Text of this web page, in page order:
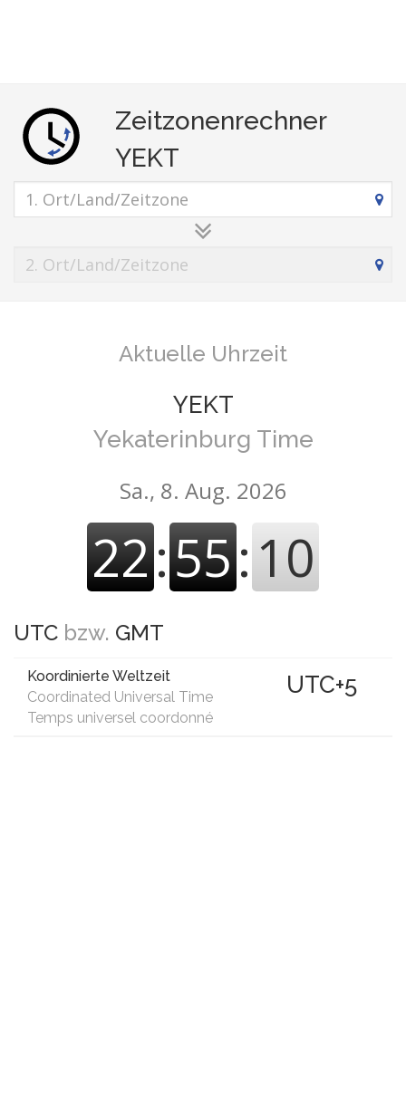
Zeitzonenrechner
YEKT
Aktuelle Uhrzeit
YEKT
Yekaterinburg Time
Sa., 8. Aug. 2026
22:55:10
UTC bzw. GMT
Koordinierte Weltzeit
Coordinated Universal Time
Temps universel coordonné
UTC+5